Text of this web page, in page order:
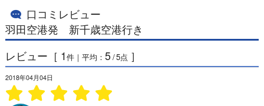
口コミレビュー
羽田空港発 新千歳空港行き
レビュー［ 1件｜平均：5/5点 ］
2018年04月04日